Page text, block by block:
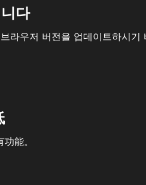
다
라우저 버전을 업데이트하시기
能。